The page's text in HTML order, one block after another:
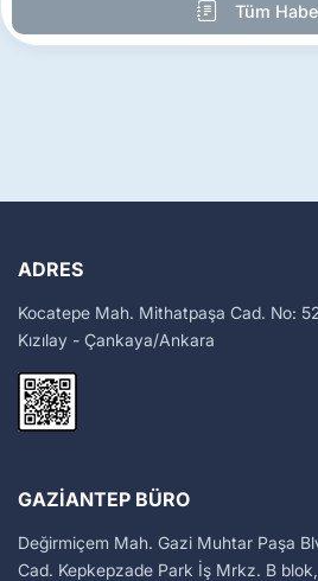
Tüm
ADRES
Kocatepe Mah. Mithatpaşa Cad. No:
Kızılay - Çankaya/Ankara
GAZIANTEP BÜRO
Değirmiçem Mah. Gazi Muhtar Paşa
Cad. Kepkepzade Park İş Mrkz. B